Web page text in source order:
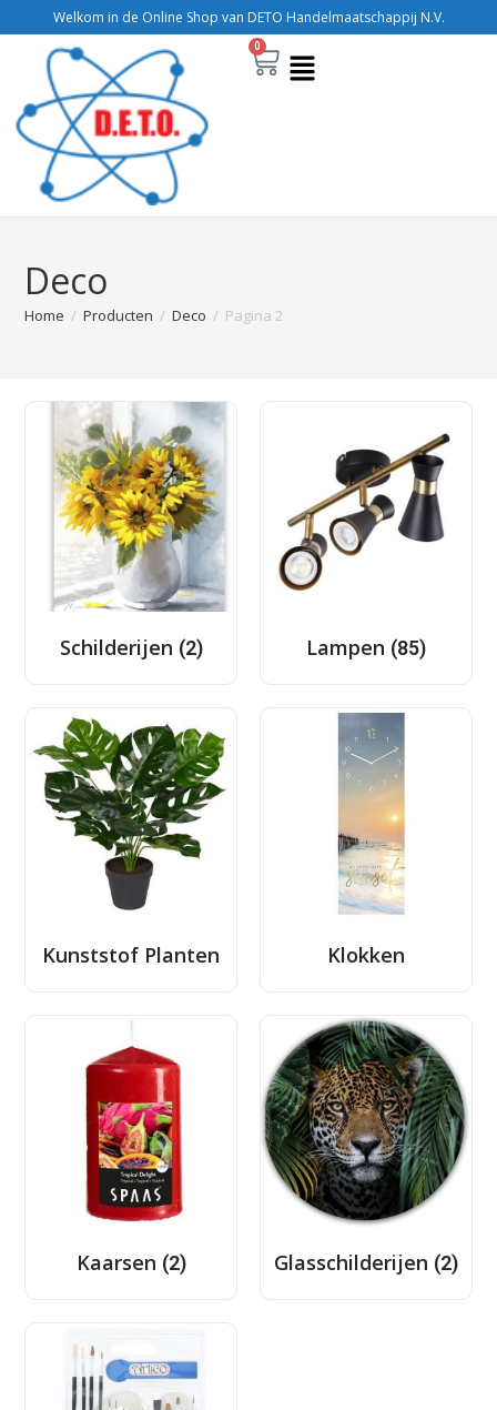
Welkom in de Online Shop van DETO Handelmaatschappij N.V.
0
Deco
Home / Producten / Deco / Pagina 2
Schilderijen (2) Lampen (85)
Kunststof Planten Klokken
Kaarsen (2) Glasschilderijen (2)